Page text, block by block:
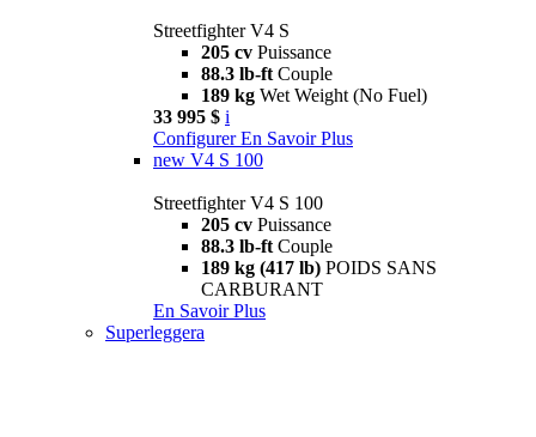
Streetfighter V4 S
205 cv Puissance
88.3 lb-ft Couple
189 kg Wet Weight (No Fuel)
33 995 $ i
Configurer En Savoir Plus
new V4 S 100
Streetfighter V4 S 100
205 cv Puissance
88.3 lb-ft Couple
189 kg (417 lb) POIDS SANS
CARBURANT
En Savoir Plus
Superleggera